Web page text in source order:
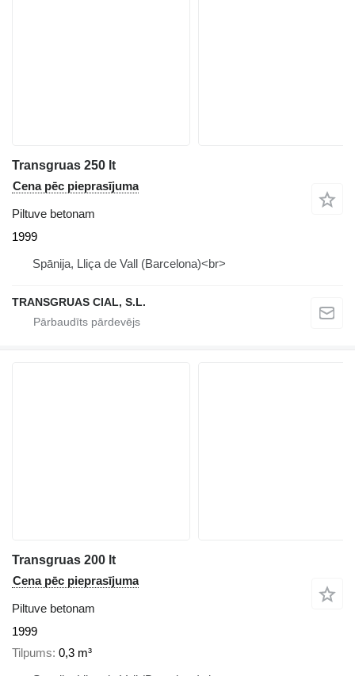
Transgruas 250 lt
Cena pēc pieprasījuma
Piltuve betonam
1999
Spānija, Lliça de Vall (Barcelona)<br>
TRANSGRUAS CIAL, S.L.
Transgruas 200 lt
Cena pēc pieprasījuma
Piltuve betonam
1999
Tilpums 0,3 m³